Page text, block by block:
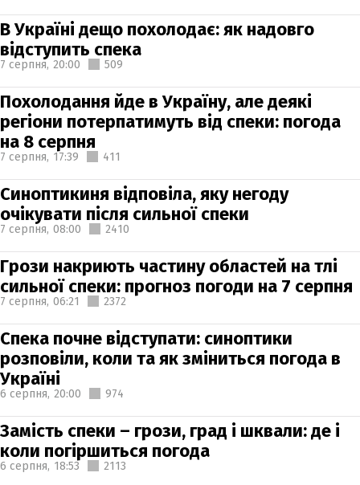
В Україні дещо похолодає: як надовго
відступить спека
7 серпня, 20:00 509
Похолодання йде в Україну, але деякі
регіони потерпатимуть від спеки: погода
на 8 серпня
7 серпня, 17:39 411
Синоптикиня відповіла, яку негоду
очікувати після сильної спеки
7 серпня, 08:00 2410
Грози накриють частину областей на тлі
сильної спеки: прогноз погоди на 7 серпня
7 серпня, 06:21 2372
Спека почне відступати: синоптики
розповіли, коли та як зміниться погода в
Україні
6 серпня, 20:00 974
Замість спеки – грози, град і шквали: де і
коли погіршиться погода
6 серпня, 18:53 2113